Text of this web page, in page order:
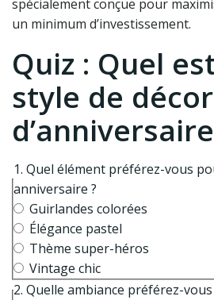
spécialement conçue pour
un minimum d’investissement.
Quiz : Quel
style de
1. Quel élément préférez-vous
anniversaire ?
Guirlandes colorées
Élégance pastel
Thème super-héros
Vintage chic
2. Quelle ambiance préférez-